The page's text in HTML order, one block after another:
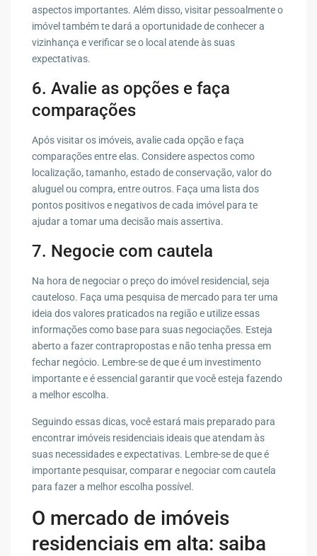
aspectos importantes. Além disso, visitar pessoalmente o
imóvel também te dará a oportunidade de conhecer a
vizinhança e verificar se o local atende às suas
expectativas.
6. Avalie as opções e faça
comparações
Após visitar os imóveis, avalie cada opção e faça
comparações entre elas. Considere aspectos como
localização, tamanho, estado de conservação, valor do
aluguel ou compra, entre outros. Faça uma lista dos
pontos positivos e negativos de cada imóvel para te
ajudar a tomar uma decisão mais assertiva.
7. Negocie com cautela
Na hora de negociar o preço do imóvel residencial, seja
cauteloso. Faça uma pesquisa de mercado para ter uma
ideia dos valores praticados na região e utilize essas
informações como base para suas negociações. Esteja
aberto a fazer contrapropostas e não tenha pressa em
fechar negócio. Lembre-se de que é um investimento
importante e é essencial garantir que você esteja fazendo
a melhor escolha.
Seguindo essas dicas, você estará mais preparado para
encontrar imóveis residenciais ideais que atendam às
suas necessidades e expectativas. Lembre-se de que é
importante pesquisar, comparar e negociar com cautela
para fazer a melhor escolha possível.
O mercado de imóveis
residenciais em alta: saiba